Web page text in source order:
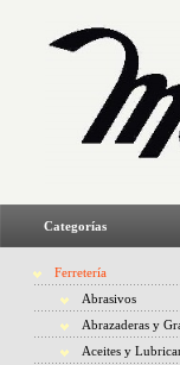
Categorías
Ferretería
Abrasivos
Abrazaderas y
Aceites y